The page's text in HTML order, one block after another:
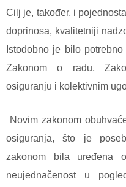
Cilj je, također, i
doprinosa, kvalitetniji
Istodobno je bilo
Zakonom o radu,
osiguranju i kolektivnim
Novim zakonom
osiguranja, što je
zakonom bila uređena
neujednačenost u